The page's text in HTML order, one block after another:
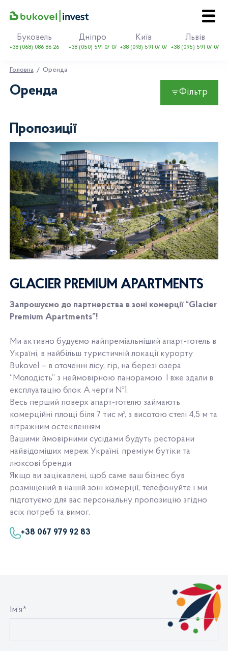
Про Bukovel
Купити
Оренда
Події
Контакти
Буковель
+38 (068) 086 86 26
Львів
+38 (095) 591 07 07
Київ
+38 (093) 591 07 07
Дніпро
+38 (050) 591 07 07
Головна Оренда
Оренда Фільтр
Пропозиції
GLACIER PREMIUM APARTMENTS
Запрошуємо до партнерства в зоні комерції “Glacier
Premium Apartments”!
Ми активно будуємо найпреміальніший апарт-готель в
Україні, в найбільш туристичній локації курорту
Bukovel – в оточенні лісу, гір, на березі озера
“Молодість” з неймовірною панорамою. І вже здали в
експлуатацію блок А черги №1.
Весь перший поверх апарт-готелю займають
комерційні площі біля 7 тис м², з висотою стелі 4,5 м та
вітражним остекленням.
Вашими ймовірними сусідами будуть ресторани
найвідоміших мереж Україні, преміум бутіки та
люксові бренди.
Якщо ви зацікавлені, щоб саме ваш бізнес був
розміщений в нашій зоні комерції, телефонуйте і ми
підготуємо для вас персональну пропозицію згідно
всіх потреб та вимог.
+38 067 979 92 83
Ім’я*